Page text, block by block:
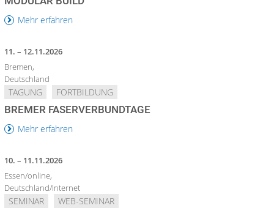
Mehr erfahren
11. – 12.11.2026
Bremen,
Deutschland
TAGUNG FORTBILDUNG
BREMER FASERVERBUNDTAGE
Mehr erfahren
10. – 11.11.2026
Essen/online,
Deutschland/Internet
SEMINAR WEB-SEMINAR